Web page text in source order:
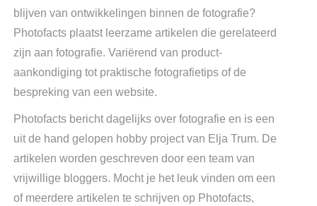
blijven van ontwikkelingen binnen de fotografie?
Photofacts plaatst leerzame artikelen die gerelateerd
zijn aan fotografie. Variërend van product-
aankondiging tot praktische fotografietips of de
bespreking van een website.
Photofacts bericht dagelijks over fotografie en is een
uit de hand gelopen hobby project van Elja Trum. De
artikelen worden geschreven door een team van
vrijwillige bloggers. Mocht je het leuk vinden om een
of meerdere artikelen te schrijven op Photofacts,